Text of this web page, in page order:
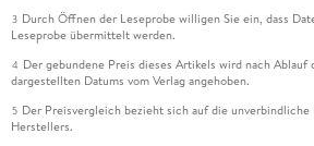
3 Durch Öffnen der Leseprobe willigen Sie ein, dass
Leseprobe übermittelt werden.
4 Der gebundene Preis dieses Artikels wird nach
dargestellten Datums vom Verlag angehoben.
5 Der Preisvergleich bezieht sich auf die
Herstellers.